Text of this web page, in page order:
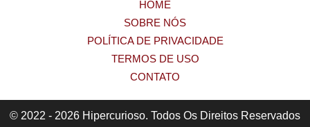
HOME
SOBRE NÓS
POLÍTICA DE PRIVACIDADE
TERMOS DE USO
CONTATO
© 2022 - 2026 Hipercurioso. Todos Os Direitos Reservados